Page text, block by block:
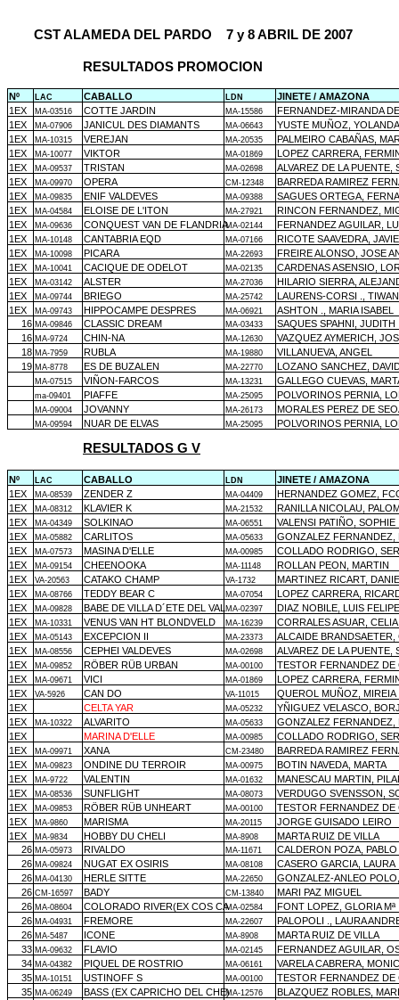
CST ALAMEDA DEL PARDO 7 y 8 ABRIL DE 2007
RESULTADOS PROMOCION
Nº LAC CABALLO LDN
JINETE / AMAZONA
1EX
MA-03516 COTTE JARDIN MA-15586
FERNANDEZ-MIRANDA
1EX
MA-07906 JANICUL DES DIAMANTS MA-06643
YUSTE MUÑOZ, YOLANDA
1EX
MA-10315 VEREJAN MA-20535
PALMEIRO CABAÑAS,
1EX
MA-10077 VIKTOR MA-01869
LOPEZ CARRERA,
1EX
MA-09537 TRISTAN MA-02698
ALVAREZ DE LA PUENTE,
1EX
MA-09970 OPERA CM-12348
BARREDA RAMIREZ
1EX
MA-09835 ENIF VALDEVES MA-09388
SAGUES ORTEGA,
1EX
MA-04584 ELOISE DE L'ITON MA-27921
RINCON FERNANDEZ,
1EX
MA-09636 CONQUEST VAN DE FLANDRIAMA-02144
FERNANDEZ AGUILAR,
1EX
MA-10148 CANTABRIA EQD MA-07166
RICOTE SAAVEDRA,
1EX
MA-10098 PICARA MA-22693
FREIRE ALONSO, JOSE
1EX
MA-10041 CACIQUE DE ODELOT MA-02135
CARDENAS ASENSIO,
1EX
MA-03142 ALSTER MA-27036
HILARIO SIERRA,
1EX
MA-09744 BRIEGO MA-25742
LAURENS-CORSI .,
1EX
MA-09743 HIPPOCAMPE DESPRES MA-06921
ASHTON ., MARIA ISABEL
16 MA-09846 CLASSIC DREAM MA-03433
SAQUES SPAHNI, JUDITH
16 MA-9724 CHIN-NA MA-12630
VAZQUEZ AYMERICH,
18 MA-7959 RUBLA MA-19880
VILLANUEVA, ANGEL
19 MA-8778 ES DE BUZALEN MA-22770 LOZANO SANCHEZ,
MA-07515 VIÑON-FARCOS MA-13231 GALLEGO CUEVAS,
ma-09401 PIAFFE MA-25095 POLVORINOS PERNIA,
MA-09004 JOVANNY MA-26173 MORALES PEREZ DE
MA-09594 NUAR DE ELVAS MA-25095 POLVORINOS PERNIA,
RESULTADOS G V
Nº LAC CABALLO LDN
JINETE / AMAZONA
1EX
MA-08539 ZENDER Z MA-04409
HERNANDEZ GOMEZ,
1EX
MA-08312 KLAVIER K MA-21532
RANILLA NICOLAU,
1EX
MA-04349 SOLKINAO MA-06551
VALENSI PATIÑO, SOPHIE
1EX
MA-05882 CARLITOS MA-05633
GONZALEZ FERNANDEZ,
1EX
MA-07573 MASINA D'ELLE MA-00985
COLLADO RODRIGO,
1EX
MA-09154 CHEENOOKA MA-11148
ROLLAN PEON, MARTIN
1EX
VA-20563 CATAKO CHAMP VA-1732
MARTINEZ RICART,
1EX
MA-08766 TEDDY BEAR C MA-07054
LOPEZ CARRERA,
1EX
MA-09828 BABE DE VILLA D´ETE DEL VAL MA-02397
DIAZ NOBILE, LUIS FELIPE
1EX
MA-10331 VENUS VAN HT BLONDVELD MA-16239
CORRALES ASUAR, CELIA
1EX
MA-05143 EXCEPCION II MA-23373
ALCAIDE BRANDSAETER,
1EX
MA-08556 CEPHEI VALDEVES MA-02698
ALVAREZ DE LA PUENTE,
1EX
MA-09852 RÖBER RÜB URBAN MA-00100
TESTOR FERNANDEZ DE
1EX
MA-09671 VICI MA-01869
LOPEZ CARRERA,
1EX
VA-5926 CAN DO VA-11015
QUEROL MUÑOZ, MIREIA
1EX
CELTA YAR MA-05232
YÑIGUEZ VELASCO,
1EX
MA-10322 ALVARITO MA-05633
GONZALEZ FERNANDEZ,
1EX
MARINA D'ELLE MA-00985
COLLADO RODRIGO,
1EX
MA-09971 XANA CM-23480
BARREDA RAMIREZ
1EX
MA-09823 ONDINE DU TERROIR MA-00975
BOTIN NAVEDA, MARTA
1EX
MA-9722 VALENTIN MA-01632
MANESCAU MARTIN,
1EX
MA-08536 SUNFLIGHT MA-08073
VERDUGO SVENSSON,
1EX
MA-09853 RÖBER RÜB UNHEART MA-00100
TESTOR FERNANDEZ DE
1EX
MA-9860 MARISMA MA-20115
JORGE GUISADO LEIRO
1EX
MA-9834 HOBBY DU CHELI MA-8908
MARTA RUIZ DE VILLA
26 MA-05973 RIVALDO MA-11671
CALDERON POZA, PABLO
26 MA-09824 NUGAT EX OSIRIS MA-08108
CASERO GARCIA, LAURA
26 MA-04130 HERLE SITTE MA-22650
GONZALEZ-ANLEO
26 CM-16597 BADY CM-13840
MARI PAZ MIGUEL
26 MA-08604 COLORADO RIVER(EX COS CAMA-02584
FONT LOPEZ, GLORIA Mª
26 MA-04931 FREMORE MA-22607
PALOPOLI ., LAURA
26 MA-5487 ICONE MA-8908
MARTA RUIZ DE VILLA
33 MA-09632 FLAVIO MA-02145
FERNANDEZ AGUILAR,
34 MA-04382 PIQUEL DE ROSTRIO MA-06161
VARELA CABRERA,
35 MA-10151 USTINOFF S MA-00100
TESTOR FERNANDEZ DE
35 MA-06249 BASS (EX CAPRICHO DEL CHE)MA-12576
BLAZQUEZ ROBLES,